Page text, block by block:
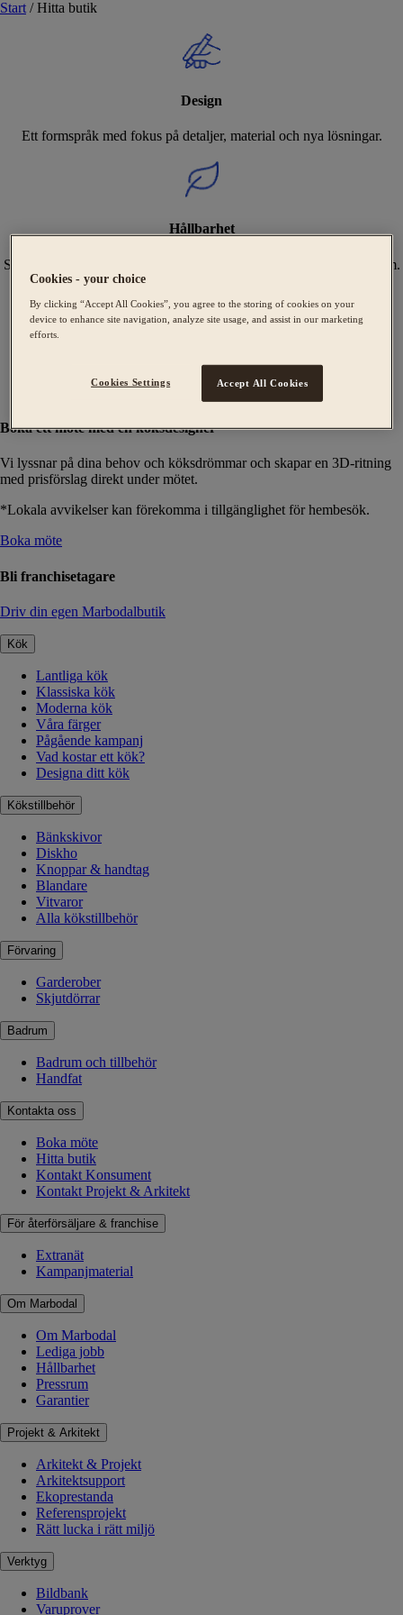
Start / Hitta butik
Design
Ett formspråk med fokus på detaljer, material och nya lösningar.
Hållbarhet
Sveriges bredaste utbud av Svanenmärkta kök, tillverkade i Tidaholm.
Vi hjälper dig att skapa ditt unika kök från design till montering.
Boka ett möte med en köksdesigner
Vi lyssnar på dina behov och köksdrömmar och skapar en 3D-ritning
med prisförslag direkt under mötet.
*Lokala avvikelser kan förekomma i tillgänglighet för hembesök.
Boka möte
Bli franchisetagare
Driv din egen Marbodalbutik
Kök
Lantliga kök
Klassiska kök
Moderna kök
Våra färger
Pågående kampanj
Vad kostar ett kök?
Designa ditt kök
Kökstillbehör
Bänkskivor
Diskho
Knoppar & handtag
Blandare
Vitvaror
Alla kökstillbehör
Förvaring
Garderober
Skjutdörrar
Badrum
Badrum och tillbehör
Handfat
Kontakta oss
Boka möte
Hitta butik
Kontakt Konsument
Kontakt Projekt & Arkitekt
För återförsäljare & franchise
Extranät
Kampanjmaterial
Om Marbodal
Om Marbodal
Lediga jobb
Hållbarhet
Pressrum
Garantier
Projekt & Arkitekt
Arkitekt & Projekt
Arkitektsupport
Ekoprestanda
Referensprojekt
Rätt lucka i rätt miljö
Verktyg
Bildbank
Varuprover
Cookies - your choice
By clicking “Accept All Cookies”, you agree to the storing of cookies on your
device to enhance site navigation, analyze site usage, and assist in our marketing
efforts.
Cookies Settings Accept All Cookies